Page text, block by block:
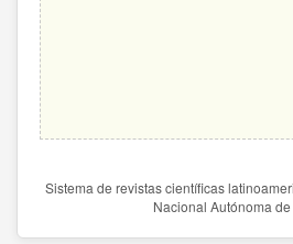
Sistema de revistas científicas
Nacional Autónoma